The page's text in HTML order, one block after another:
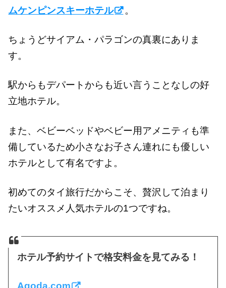
ムケンピンスキーホテル
。
ちょうどサイアム・パラゴンの真裏にありま
す。
駅からもデパートからも近い言うことなしの好
立地ホテル。
また、ベビーベッドやベビー用アメニティも準
備しているため小さなお子さん連れにも優しい
ホテルとして有名ですよ。
初めてのタイ旅行だからこそ、贅沢して泊まり
たいオススメ人気ホテルの1つですね。
ホテル予約サイトで格安料金を見てみる！
Agoda.com